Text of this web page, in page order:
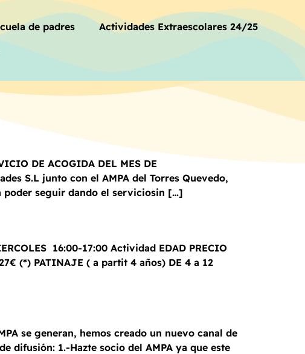
de padres Actividades Extraescolares 24/25
DE ACOGIDA DEL MES DE
S.L junto con el AMPA del Torres Quevedo,
poder seguir dando el serviciosin […]
16:00-17:00 Actividad EDAD PRECIO
(*) PATINAJE ( a partit 4 años) DE 4 a 12
se generan, hemos creado un nuevo canal de
difusión: 1.-Hazte socio del AMPA ya que este